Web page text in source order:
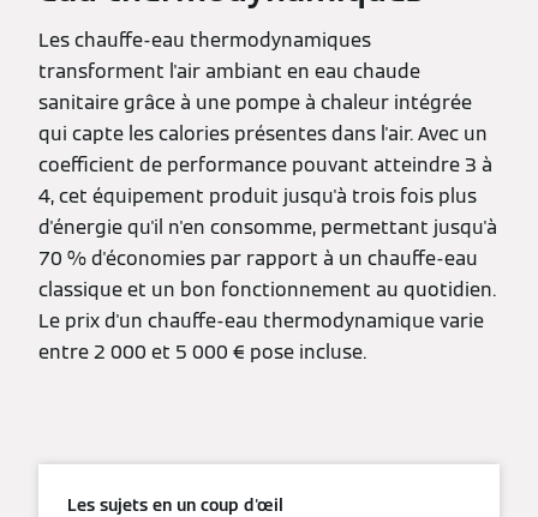
Les chauffe-eau thermodynamiques
transforment l'air ambiant en eau chaude
sanitaire grâce à une pompe à chaleur intégrée
qui capte les calories présentes dans l'air. Avec un
coefficient de performance pouvant atteindre 3 à
4, cet équipement produit jusqu'à trois fois plus
d'énergie qu'il n'en consomme, permettant jusqu'à
70 % d'économies par rapport à un chauffe-eau
classique et un bon fonctionnement au quotidien.
Le prix d'un chauffe-eau thermodynamique varie
entre 2 000 et 5 000 € pose incluse.
Les sujets en un coup d'œil